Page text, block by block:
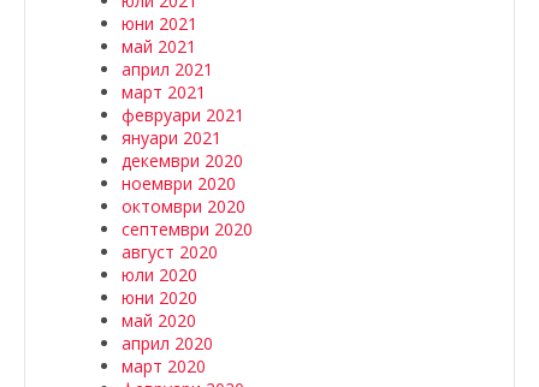
юни 2021
май 2021
април 2021
март 2021
февруари 2021
януари 2021
декември 2020
ноември 2020
октомври 2020
септември 2020
август 2020
юли 2020
юни 2020
май 2020
април 2020
март 2020